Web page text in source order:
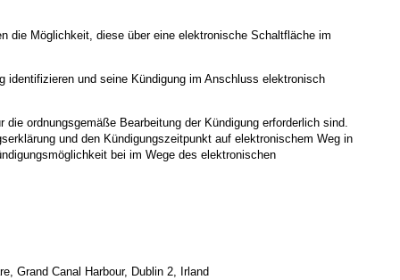
die Möglichkeit, diese über eine elektronische Schaltfläche im
identifizieren und seine Kündigung im Anschluss elektronisch
ordnungsgemäße Bearbeitung der Kündigung erforderlich sind.
und den Kündigungszeitpunkt auf elektronischem Weg in
bei im Wege des elektronischen
Grand Canal Harbour, Dublin 2, Irland